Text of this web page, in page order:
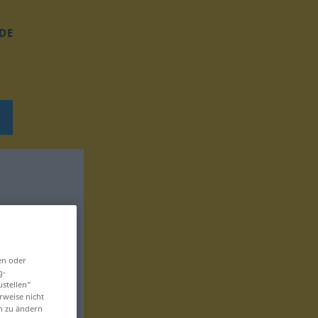
DE
oder
nicht
zu ändern